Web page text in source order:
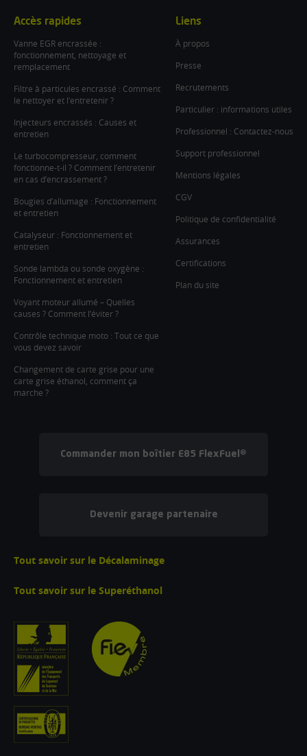
Accès rapides
Vanne EGR encrassée :
fonctionnement, nettoyage et
remplacement
Filtre à particules encrassé : Comment
le nettoyer et l’entretenir ?
Injecteurs encrassés : Causes et
entretien
Le turbocompresseur, comment
fonctionne-t-il ? Comment l’entretenir
en cas d’encrassement ?
Bougies d’allumage : Fonctionnement
et entretien
Catalyseur : Fonctionnement et
entretien
Sonde lambda ou sonde oxygène :
Fonctionnement et entretien
Voyant moteur allumé – Quelles
causes ? Comment l’éviter ?
Contrôle technique moto : Tout ce que
vous devez savoir
Changement de carte grise pour une
carte grise éthanol, comment ça
marche ?
Liens
À propos
Presse
Recrutements
Particulier : informations utiles
Professionnel : Contactez-nous
Support professionnel
Mentions légales
CGV
Politique de confidentialité
Assurances
Certifications
Plan du site
Commander mon boîtier E85 FlexFuel®
Devenir garage partenaire
Tout savoir sur le Décalaminage
Tout savoir sur le Superéthanol